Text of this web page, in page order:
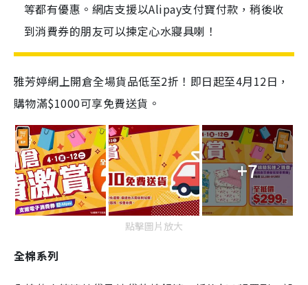
等都有優惠。網店支援以Alipay支付寶付款，稍後收
到消費券的朋友可以揀定心水寢具喇！
雅芳婷網上開倉全場貨品低至2折！即日起至4月12日，
購物滿$1000可享免費送貨。
+7
點擊圖片放大
全棉系列